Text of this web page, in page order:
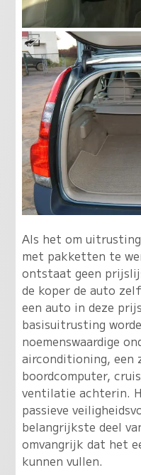
Als het om
met pakketten te
ontstaat geen
de koper de auto
een auto in deze
basisuitrusting
noemenswaardige
airconditioning, een
boordcomputer,
ventilatie achterin.
passieve
belangrijkste deel
omvangrijk dat het
kunnen vullen.